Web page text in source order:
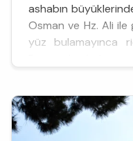
ashabın
Osman ve Hz. Ali
yüz bulamayınca
yeltendi, fa...